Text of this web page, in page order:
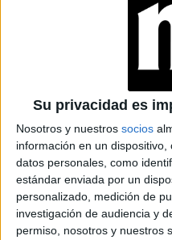
Su privacidad es
Nosotros y nuestros socios
información en un
datos personales, como
estándar enviada por un
personalizado, medición de
investigación de audiencia y
permiso, nosotros y nuestros